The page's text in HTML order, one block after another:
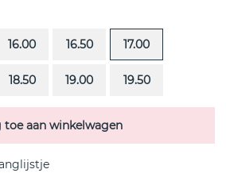
16.00 16.50 17.00
18.50 19.00 19.50
toe aan winkelwagen